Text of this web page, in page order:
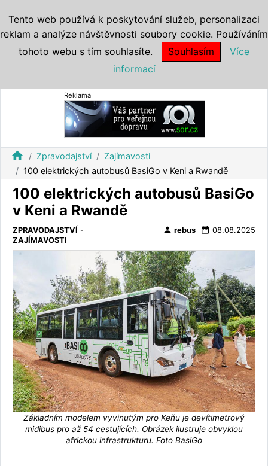
Reklama
home Zpravodajství
Zajímavosti
100 elektrických autobusů BasiGo v Keni a Rwandě
100 elektrických autobusů BasiGo
v Keni a Rwandě
ZPRAVODAJSTVÍ -
ZAJÍMAVOSTI
person rebus date_range 08.08.2025
Základním modelem vyvinutým pro Keňu je devítimetrový
midibus pro až 54 cestujících. Obrázek ilustruje obvyklou
africkou infrastrukturu. Foto BasiGo
Tento web používá k poskytování služeb, personalizaci
reklam a analýze návštěvnosti soubory cookie. Používáním
tohoto webu s tím souhlasíte.
Souhlasím
Více
informací